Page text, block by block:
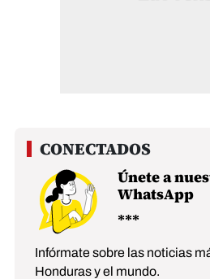
Únete a
WhatsApp
Infórmate sobre las noticias
Honduras y el mundo.